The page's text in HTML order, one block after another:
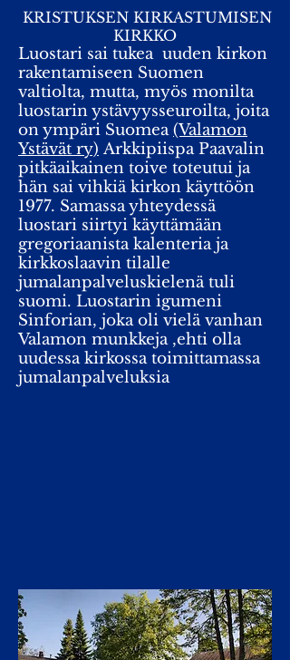
​KRISTUKSEN KIRKASTUMISEN
KIRKKO
Luostari sai tukea uuden kirkon
rakentamiseen Suomen
valtiolta, mutta, myös monilta
luostarin ystävyysseuroilta, joita
on ympäri Suomea(Valamon
Ystävät ry) Arkkipiispa Paavalin
pitkäaikainen toive toteutui ja
hän sai vihkiä kirkon käyttöön
1977. Samassa yhteydessä
luostari siirtyi käyttämään
gregoriaanista kalenteria ja
kirkkoslaavin tilalle
jumalanpalveluskielenä tuli
suomi. Luostarin igumeni
Sinforian, joka oli vielä vanhan
Valamon munkkeja ,ehti olla
uudessa kirkossa toimittamassa
jumalanpalveluksia